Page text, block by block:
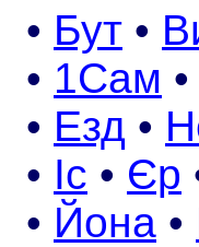
• Бут •
• 1Сам •
• Езд •
• Іс • Єр
• Йона •